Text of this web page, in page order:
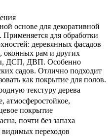
основе для декоративной
для обработки
деревянных фасадов
оконных рам и других
ДСП, ДВП. Особенно
садов. Отлично подходит
как покрытие для полов.
текстуру дерева
покрытие
почти без запаха
переходов